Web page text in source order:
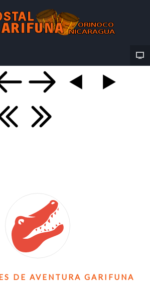
DE AVENTURA GARIFUNA